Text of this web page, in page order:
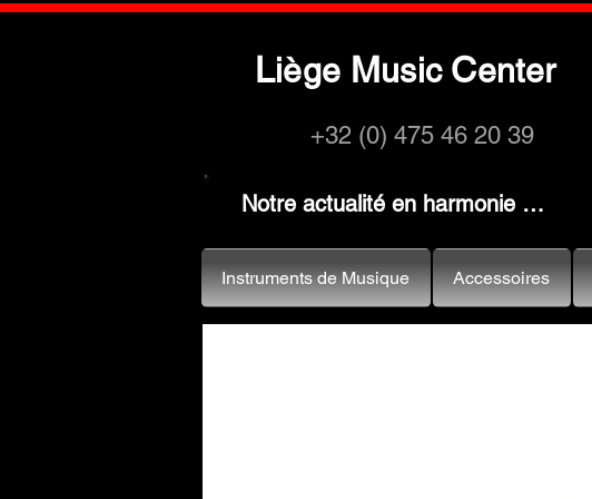
Liège Music Center
+32 (0) 475 46 20 39
Notre actualité en harmonie …
Instruments de Musique Accessoires